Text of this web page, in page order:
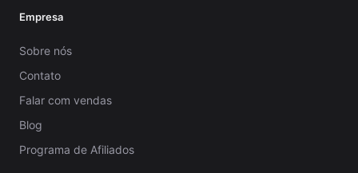
Empresa
Sobre nós
Contato
Falar com vendas
Blog
Programa de Afiliados